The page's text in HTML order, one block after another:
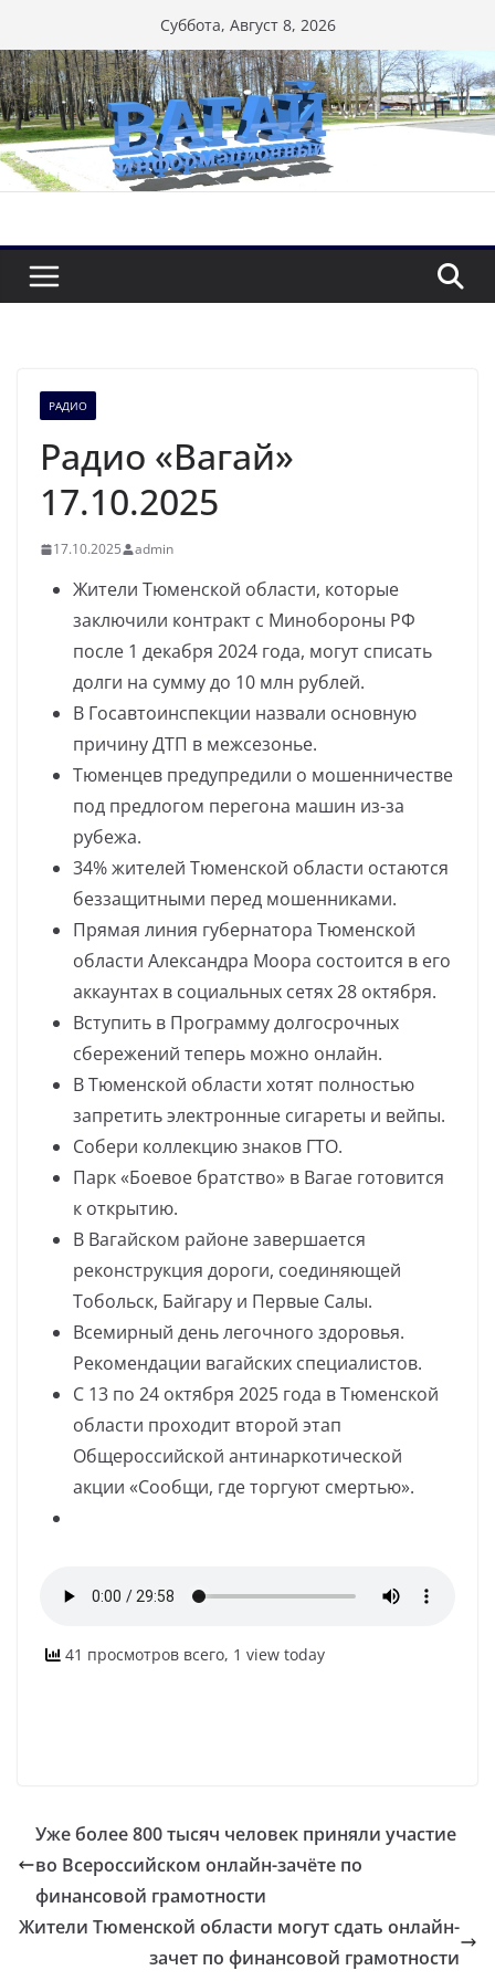
к
содержимому
Суббота, Август 8, 2026
РАДИО
Радио «Вагай»
17.10.2025
17.10.2025 admin
Жители Тюменской области, которые
заключили контракт с Минобороны РФ
после 1 декабря 2024 года, могут списать
долги на сумму до 10 млн рублей.
В Госавтоинспекции назвали основную
причину ДТП в межсезонье.
Тюменцев предупредили о мошенничестве
под предлогом перегона машин из-за
рубежа.
34% жителей Тюменской области остаются
беззащитными перед мошенниками.
Прямая линия губернатора Тюменской
области Александра Моора состоится в его
аккаунтах в социальных сетях 28 октября.
Вступить в Программу долгосрочных
сбережений теперь можно онлайн.
В Тюменской области хотят полностью
запретить электронные сигареты и вейпы.
Собери коллекцию знаков ГТО.
Парк «Боевое братство» в Вагае готовится
к открытию.
В Вагайском районе завершается
реконструкция дороги, соединяющей
Тобольск, Байгару и Первые Салы.
Всемирный день легочного здоровья.
Рекомендации вагайских специалистов.
С 13 по 24 октября 2025 года в Тюменской
области проходит второй этап
Общероссийской антинаркотической
акции «Сообщи, где торгуют смертью».
41 просмотров всего, 1 view today
Уже более 800 тысяч человек приняли участие
во Всероссийском онлайн-зачёте по
финансовой грамотности
Жители Тюменской области могут сдать онлайн-
зачет по финансовой грамотности